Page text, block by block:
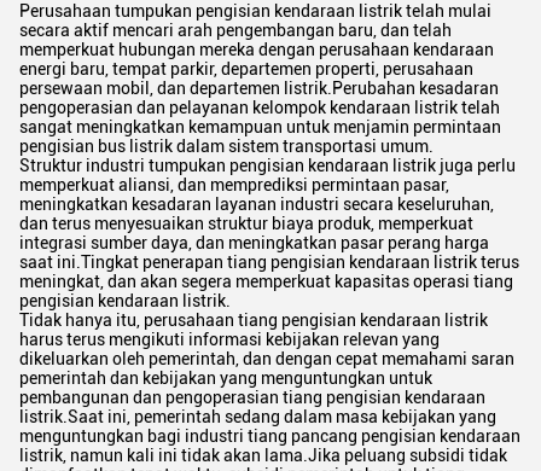
Perusahaan tumpukan pengisian kendaraan listrik telah mulai
secara aktif mencari arah pengembangan baru, dan telah
memperkuat hubungan mereka dengan perusahaan kendaraan
energi baru, tempat parkir, departemen properti, perusahaan
persewaan mobil, dan departemen listrik.Perubahan kesadaran
pengoperasian dan pelayanan kelompok kendaraan listrik telah
sangat meningkatkan kemampuan untuk menjamin permintaan
pengisian bus listrik dalam sistem transportasi umum.
Struktur industri tumpukan pengisian kendaraan listrik juga perlu
memperkuat aliansi, dan memprediksi permintaan pasar,
meningkatkan kesadaran layanan industri secara keseluruhan,
dan terus menyesuaikan struktur biaya produk, memperkuat
integrasi sumber daya, dan meningkatkan pasar perang harga
saat ini.Tingkat penerapan tiang pengisian kendaraan listrik terus
meningkat, dan akan segera memperkuat kapasitas operasi tiang
pengisian kendaraan listrik.
Tidak hanya itu, perusahaan tiang pengisian kendaraan listrik
harus terus mengikuti informasi kebijakan relevan yang
dikeluarkan oleh pemerintah, dan dengan cepat memahami saran
pemerintah dan kebijakan yang menguntungkan untuk
pembangunan dan pengoperasian tiang pengisian kendaraan
listrik.Saat ini, pemerintah sedang dalam masa kebijakan yang
menguntungkan bagi industri tiang pancang pengisian kendaraan
listrik, namun kali ini tidak akan lama.Jika peluang subsidi tidak